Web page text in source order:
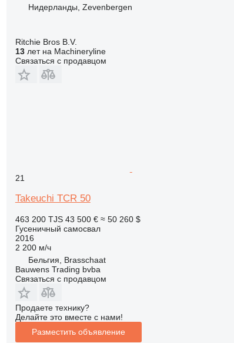
Нидерланды, Zevenbergen
Ritchie Bros B.V.
13лет на Machineryline
Связаться с продавцом
21
Takeuchi TCR 50
463 200 TJS 43 500 € ≈ 50 260 $
Гусеничный самосвал
2016
2 200 м/ч
Бельгия, Brasschaat
Bauwens Trading bvba
Связаться с продавцом
Продаете технику?
Делайте это вместе с нами!
Разместить объявление